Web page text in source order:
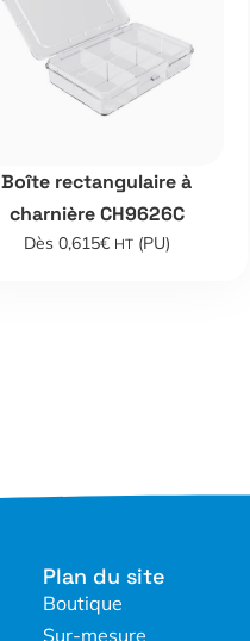
Boîte rectangulaire à
charnière CH9626C
Dès 0,615€ HT(PU)
Plan du site
Boutique
Sur-mesure